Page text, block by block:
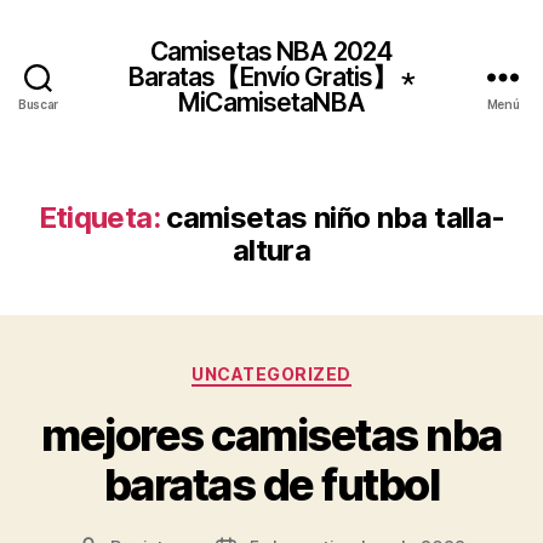
Buscar
Camisetas NBA 2024
Baratas【Envío Gratis】 ⋆
MiCamisetaNBA
Menú
Etiqueta: camisetas niño nba talla-
altura
Categorías
UNCATEGORIZED
mejores camisetas nba
baratas de futbol